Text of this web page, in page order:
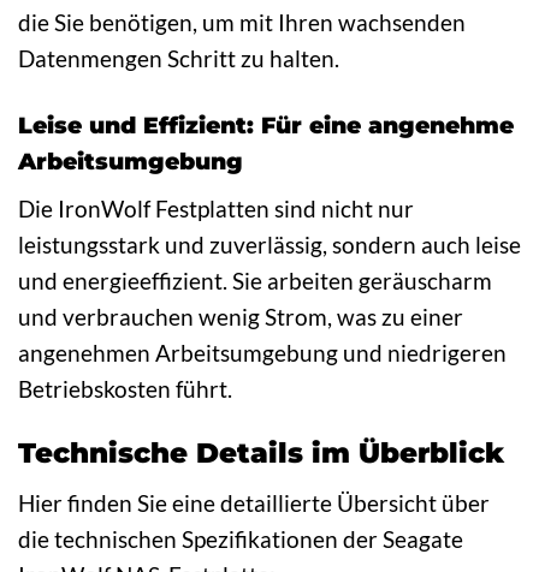
die Sie benötigen, um mit Ihren wachsenden
Datenmengen Schritt zu halten.
Leise und Effizient: Für eine angenehme
Arbeitsumgebung
Die IronWolf Festplatten sind nicht nur
leistungsstark und zuverlässig, sondern auch leise
und energieeffizient. Sie arbeiten geräuscharm
und verbrauchen wenig Strom, was zu einer
angenehmen Arbeitsumgebung und niedrigeren
Betriebskosten führt.
Technische Details im Überblick
Hier finden Sie eine detaillierte Übersicht über
die technischen Spezifikationen der Seagate